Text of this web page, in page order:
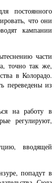
постоянного
что они
кампании
части
точно так же,
в Колорадо.
переведены из
на работу в
регулируют,
вводящей
попадут в